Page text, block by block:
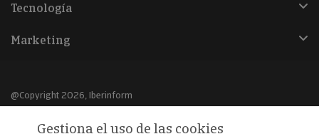
Tecnología
Marketing
@Copyright 2026, Iberinform
Aviso legalGestiona el uso de las cookies